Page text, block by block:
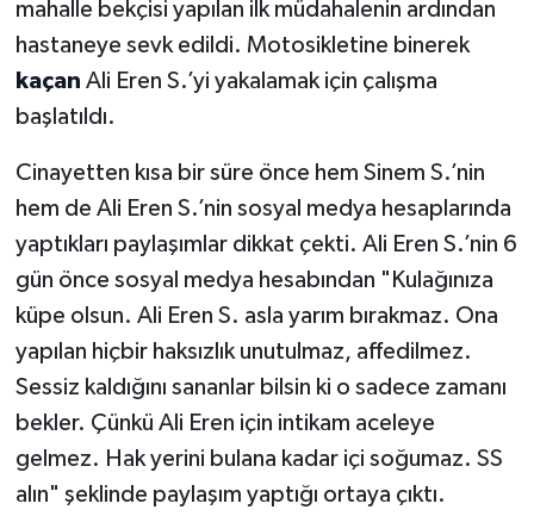
mahalle bekçisi yapılan ilk müdahalenin ardından
hastaneye sevk edildi. Motosikletine binerek
kaçan Ali Eren S.’yi yakalamak için çalışma
başlatıldı.
Cinayetten kısa bir süre önce hem Sinem S.’nin
hem de Ali Eren S.’nin sosyal medya hesaplarında
yaptıkları paylaşımlar dikkat çekti. Ali Eren S.’nin 6
gün önce sosyal medya hesabından "Kulağınıza
küpe olsun. Ali Eren S. asla yarım bırakmaz. Ona
yapılan hiçbir haksızlık unutulmaz, affedilmez.
Sessiz kaldığını sananlar bilsin ki o sadece zamanı
bekler. Çünkü Ali Eren için intikam aceleye
gelmez. Hak yerini bulana kadar içi soğumaz. SS
alın" şeklinde paylaşım yaptığı ortaya çıktı.